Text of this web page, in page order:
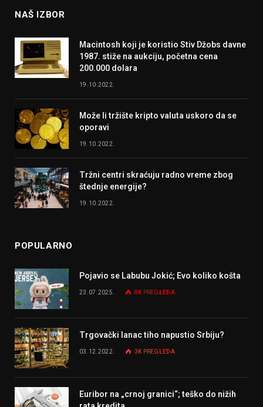
NAŠ IZBOR
Macintosh koji je koristio Stiv Džobs davne
1987. stiže na aukciju, početna cena
200.000 dolara
19.10.2022.
Može li tržište kripto valuta uskoro da se
oporavi
19.10.2022.
Tržni centri skraćuju radno vreme zbog
štednje energije?
19.10.2022.
POPULARNO
Pojavio se Labubu Jokić; Evo koliko košta
23.07.2025. 8K PREGLEDA
Trgovački lanac tiho napustio Srbiju?
03.12.2022. 3K PREGLEDA
Euribor na „crnoj granici“; teško do nižih